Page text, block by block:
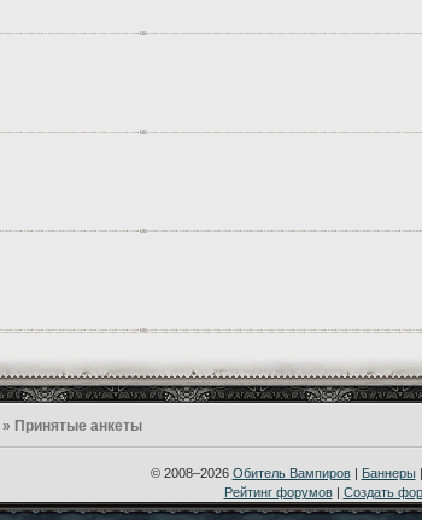
» Принятые анкеты
Рейтинг форумов| Создать
© 2008–2026 Обитель Вампиров| Баннеры|